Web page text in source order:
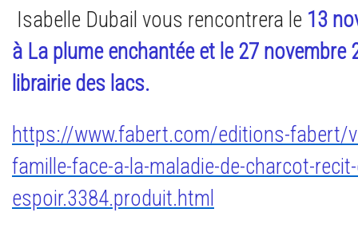
Isabelle Dubail vous rencontrera le 13
à La plume enchantée et le27 novembre
librairie des lacs.
https://www.fabert.com/editions-fabert/
famille-face-a-la-maladie-de-charcot-
espoir.3384.produit.html